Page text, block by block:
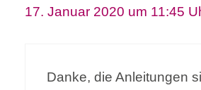
17. Januar 2020 um 11:45
Danke, die Anleitungen